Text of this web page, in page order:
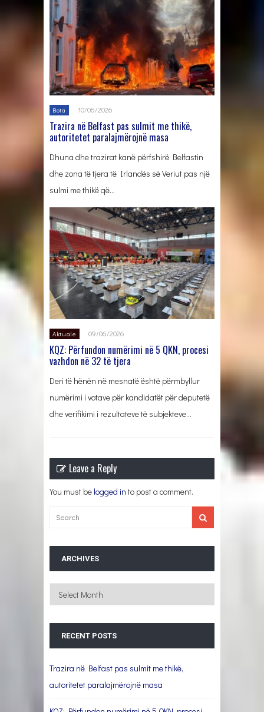
Bota 10/06/2026
Trazira në Belfast pas sulmit me thikë,
autoritetet paralajmërojnë masa
Dhuna dhe trazirat kanë përfshirë Belfastin
dhe zona të tjera të Irlandës së Veriut pas një
sulmi me thikë që…
Aktuale 09/06/2026
KQZ: Përfundon numërimi në 5 QKN, procesi
vazhdon në 32 të tjera
Deri të hënën në mesnatë është përmbyllur
numërimi i votave për kandidatët për deputetë
dhe verifikimi i rezultateve të subjekteve…
Leave a Reply
You must be logged in to post a comment.
ARCHIVES
Archives
RECENT POSTS
Trazira në Belfast pas sulmit me thikë,
autoritetet paralajmërojnë masa